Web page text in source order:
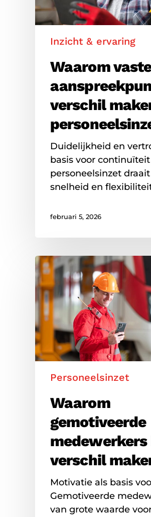
in
personeelsinzet
Inzicht & ervaring
Waarom
verschil
Duidelijkheid en
basis voor
personeelsinzet
snelheid en
februari 5, 2026
Waarom
gemotiveerde
medewerkers
het
verschil
maken
Personeelsinzet
Waarom
gemotiveerde
medewerkers
verschil
Motivatie als basis
Gemotiveerde
van grote waarde